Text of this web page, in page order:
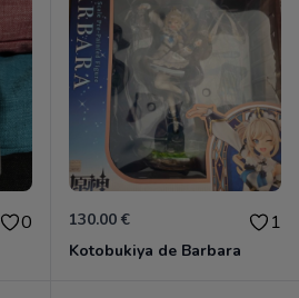
0 130.00 € 1
Kotobukiya de Barbara